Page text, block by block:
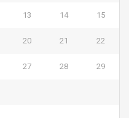
13 14 15
20 21 22
27 28 29